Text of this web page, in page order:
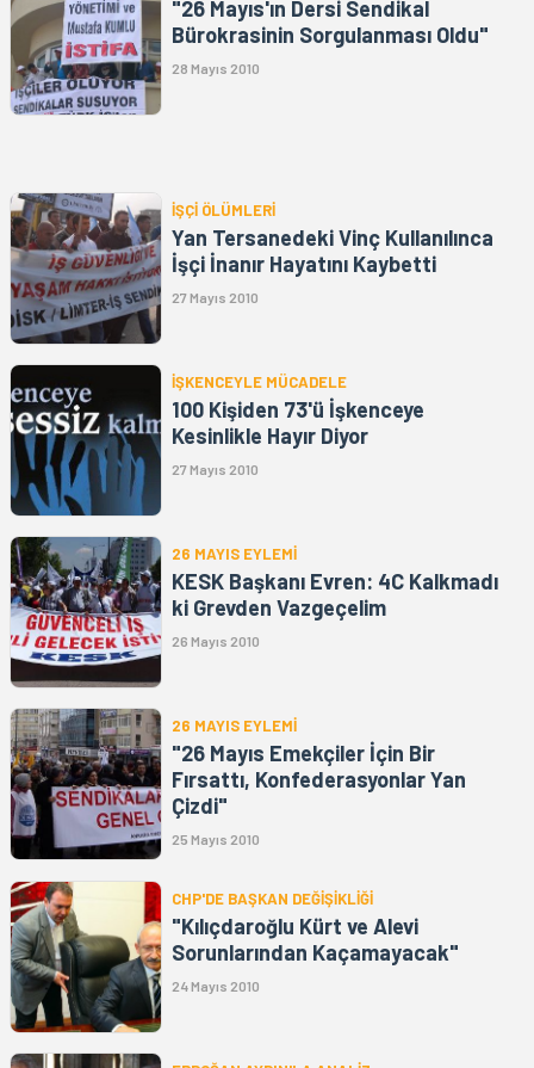
"26 Mayıs'ın Dersi Sendikal
Bürokrasinin Sorgulanması Oldu"
28 Mayıs 2010
İŞÇİ ÖLÜMLERİ
Yan Tersanedeki Vinç Kullanılınca
İşçi İnanır Hayatını Kaybetti
27 Mayıs 2010
İŞKENCEYLE MÜCADELE
100 Kişiden 73'ü İşkenceye
Kesinlikle Hayır Diyor
27 Mayıs 2010
26 MAYIS EYLEMİ
KESK Başkanı Evren: 4C Kalkmadı
ki Grevden Vazgeçelim
26 Mayıs 2010
26 MAYIS EYLEMİ
"26 Mayıs Emekçiler İçin Bir
Fırsattı, Konfederasyonlar Yan
Çizdi"
25 Mayıs 2010
CHP'DE BAŞKAN DEĞİŞİKLİĞİ
"Kılıçdaroğlu Kürt ve Alevi
Sorunlarından Kaçamayacak"
24 Mayıs 2010